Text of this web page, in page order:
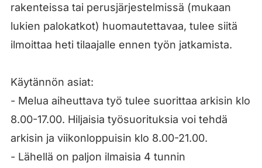
rakenteissa tai perusjärjestelmissä (mukaan
lukien palokatkot) huomautettavaa, tulee siitä
ilmoittaa heti tilaajalle ennen työn jatkamista.
Käytännön asiat:
- Melua aiheuttava työ tulee suorittaa arkisin klo
8.00-17.00. Hiljaisia työsuorituksia voi tehdä
arkisin ja viikonloppuisin klo 8.00-21.00.
- Lähellä on paljon ilmaisia 4 tunnin